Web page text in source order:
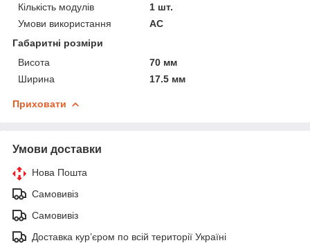
Кількість модулів
1 шт.
Умови використання
АС
Габаритні розміри
Висота
70 мм
Ширина
17.5 мм
Приховати
Умови доставки
Нова Пошта
Самовивіз
Самовивіз
Доставка кур’єром по всій території Україні